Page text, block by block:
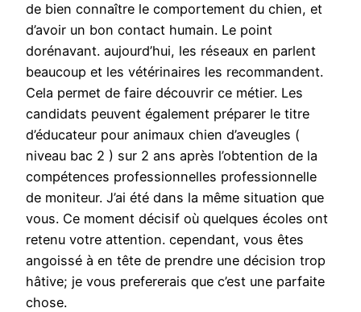
de bien connaître le comportement du chien, et
d’avoir un bon contact humain. Le point
dorénavant. aujourd’hui, les réseaux en parlent
beaucoup et les vétérinaires les recommandent.
Cela permet de faire découvrir ce métier. Les
candidats peuvent également préparer le titre
d’éducateur pour animaux chien d’aveugles (
niveau bac 2 ) sur 2 ans après l’obtention de la
compétences professionnelles professionnelle
de moniteur. J’ai été dans la même situation que
vous. Ce moment décisif où quelques écoles ont
retenu votre attention. cependant, vous êtes
angoissé à en tête de prendre une décision trop
hâtive; je vous prefererais que c’est une parfaite
chose.